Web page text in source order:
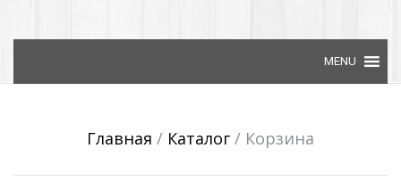
Главная / Каталог / Корзина